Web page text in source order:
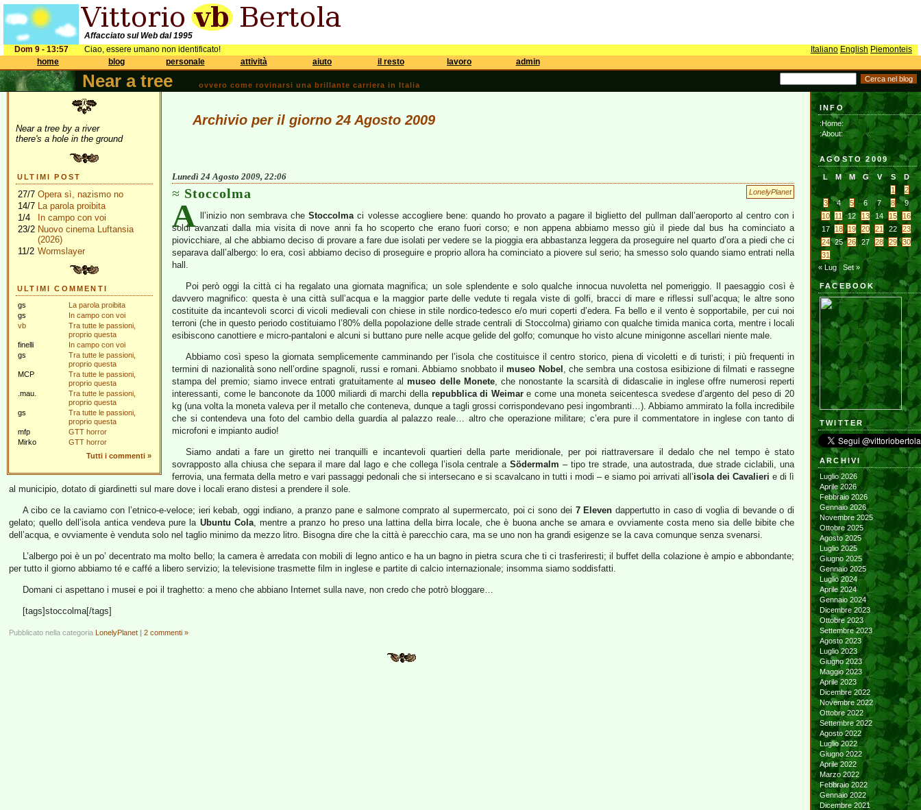
Affacciato sul Web dal 1995
Dom 9 - 13:57
Ciao, essere umano non identificato! Italiano English Piemonteis
home
blog personale attività aiuto il resto lavoro admin
Near a tree ovvero come rovinarsi una brillante carriera in Italia
Near a tree by a river
there's a hole in the ground
ULTIMI POST
27/7 Opera sì, nazismo no
14/7 La parola proibita
1/4
In campo con voi
23/2 Nuovo cinema Luftansia
(2026)
11/2 Wormslayer
ULTIMI COMMENTI
gs
La parola proibita
gs
In campo con voi
vb
Tra tutte le passioni,
proprio questa
finelli
In campo con voi
gs
Tra tutte le passioni,
proprio questa
MCP
Tra tutte le passioni,
proprio questa
.mau.
Tra tutte le passioni,
proprio questa
gs
Tra tutte le passioni,
proprio questa
mfp
GTT horror
Mirko
GTT horror
Tutti i commenti »
Archivio per il giorno 24 Agosto 2009
Lunedì 24 Agosto 2009, 22:06
LonelyPlanet
Stoccolma
A ll’inizio non sembrava cheStoccolmaci volesse accogliere bene: quando ho provato a pagare il biglietto del pullman dall’aeroporto al centro con i
soldi avanzati dalla mia visita di nove anni fa ho scoperto che erano fuori corso; e non appena abbiamo messo giù il piede dal bus ha cominciato a
piovicchiare, al che abbiamo deciso di provare a fare due isolati per vedere se la pioggia era abbastanza leggera da proseguire nel quarto d’ora a piedi che ci
separava dall’albergo: lo era, così abbiamo deciso di proseguire e proprio allora ha cominciato a piovere sul serio; ha smesso solo quando siamo entrati nella
hall.
Poi però oggi la città ci ha regalato una giornata magnifica; un sole splendente e solo qualche innocua nuvoletta nel pomeriggio. Il paesaggio così è
davvero magnifico: questa è una città sull’acqua e la maggior parte delle vedute ti regala viste di golfi, bracci di mare e riflessi sull’acqua; le altre sono
costituite da incantevoli scorci di vicoli medievali con chiese in stile nordico-tedesco e/o muri coperti d’edera. Fa bello e il vento è sopportabile, per cui noi
terroni (che in questo periodo costituiamo l’80% della popolazione delle strade centrali di Stoccolma) giriamo con qualche timida manica corta, mentre i locali
esibiscono canottiere e micro-pantaloni e alcuni si buttano pure nelle acque gelide del golfo; comunque ho visto alcune minigonne ascellari niente male.
Abbiamo così speso la giornata semplicemente camminando per l’isola che costituisce il centro storico, piena di vicoletti e di turisti; i più frequenti in
termini di nazionalità sono nell’ordine spagnoli, russi e romani. Abbiamo snobbato ilmuseo Nobel , che sembra una costosa esibizione di filmati e rassegne
stampa del premio; siamo invece entrati gratuitamente almuseo delle Monete, che nonostante la scarsità di didascalie in inglese offre numerosi reperti
interessanti, come le banconote da 1000 miliardi di marchi della repubblica di Weimare come una moneta seicentesca svedese d’argento del peso di 20
kg (una volta la moneta valeva per il metallo che conteneva, dunque a tagli grossi corrispondevano pesi ingombranti…). Abbiamo ammirato la folla incredibile
che si contendeva una foto del cambio della guardia al palazzo reale… altro che operazione militare; c’era pure il commentatore in inglese con tanto di
microfoni e impianto audio!
Siamo andati a fare un giretto nei tranquilli e incantevoli quartieri della parte meridionale, per poi riattraversare il dedalo che nel tempo è stato
sovrapposto alla chiusa che separa il mare dal lago e che collega l’isola centrale aSödermalm – tipo tre strade, una autostrada, due strade ciclabili, una
ferrovia, una fermata della metro e vari passaggi pedonali che si intersecano e si scavalcano in tutti i modi – e siamo poi arrivati all’isola dei Cavalieri e di lì
al municipio, dotato di giardinetti sul mare dove i locali erano distesi a prendere il sole.
A cibo ce la caviamo con l’etnico-e-veloce; ieri kebab, oggi indiano, a pranzo pane e salmone comprato al supermercato, poi ci sono dei 7 Eleven dappertutto in caso di voglia di bevande o di
gelato; quello dell’isola antica vendeva pure la Ubuntu Cola, mentre a pranzo ho preso una lattina della birra locale, che è buona anche se amara e ovviamente costa meno sia delle bibite che
dell’acqua, e ovviamente è venduta solo nel taglio minimo da mezzo litro. Bisogna dire che la città è parecchio cara, ma se uno non ha grandi esigenze se la cava comunque senza svenarsi.
L’albergo poi è un po’ decentrato ma molto bello; la camera è arredata con mobili di legno antico e ha un bagno in pietra scura che ti ci trasferiresti; il buffet della colazione è ampio e abbondante;
per tutto il giorno abbiamo té e caffé a libero servizio; la televisione trasmette film in inglese e partite di calcio internazionale; insomma siamo soddisfatti.
Domani ci aspettano i musei e poi il traghetto: a meno che abbiano Internet sulla nave, non credo che potrò bloggare…
[tags]stoccolma[/tags]
Pubblicato nella categoria LonelyPlanet | 2 commenti »
INFO
:Home:
:About:
AGOSTO 2009
L M M G V S
D
1
2
3
4 5 6 7 8
9
10
11 12 13 14 15
16
17
18 19 20 21 22
23
24 25 26 27 28 29
30
31
« Lug
Set »
FACEBOOK
TWITTER
ARCHIVI
Luglio 2026
Aprile 2026
Febbraio 2026
Gennaio 2026
Novembre 2025
Ottobre 2025
Agosto 2025
Luglio 2025
Giugno 2025
Gennaio 2025
Luglio 2024
Aprile 2024
Gennaio 2024
Dicembre 2023
Ottobre 2023
Settembre 2023
Agosto 2023
Luglio 2023
Giugno 2023
Maggio 2023
Aprile 2023
Dicembre 2022
Novembre 2022
Ottobre 2022
Settembre 2022
Agosto 2022
Luglio 2022
Giugno 2022
Aprile 2022
Marzo 2022
Febbraio 2022
Gennaio 2022
Dicembre 2021